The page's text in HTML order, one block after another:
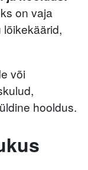
on vaja
või
hooldus.